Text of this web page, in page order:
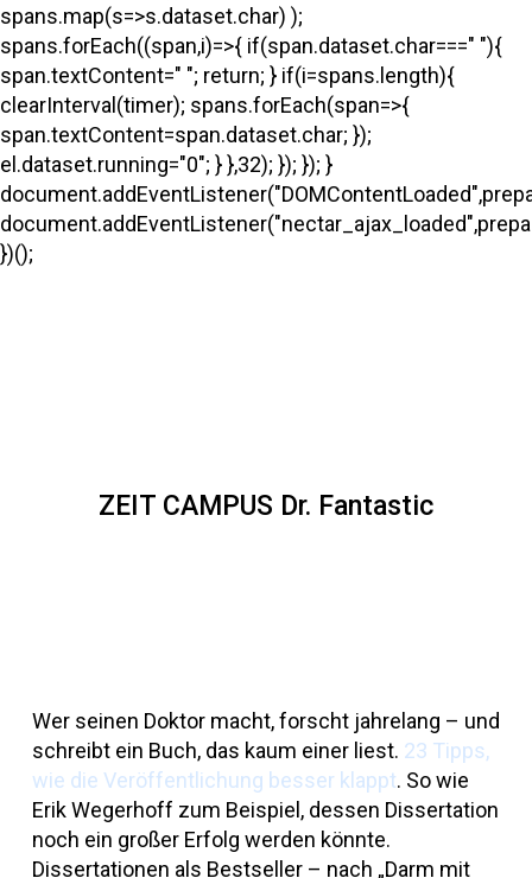
spans.map(s=>s.dataset.char) );
spans.forEach((span,i)=>{ if(span.dataset.char===" "){
span.textContent=" "; return; } if(i=spans.length){
clearInterval(timer); spans.forEach(span=>{
span.textContent=span.dataset.char; });
el.dataset.running="0"; } },32); }); }); }
})();
ZEIT CAMPUS Dr. Fantastic
Wer seinen Doktor macht, forscht jahrelang – und
schreibt ein Buch, das kaum einer liest. 23 Tipps,
wie die Veröffentlichung besser klappt. So wie
Erik Wegerhoff zum Beispiel, dessen Dissertation
noch ein großer Erfolg werden könnte.
Dissertationen als Bestseller – nach „Darm mit